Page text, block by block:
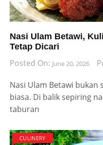
Nasi Ulam Betawi,
Tetap Dicari
Posted On: June 20, 2026
Nasi Ulam Betawi
biasa. Di balik sepiring
taburan
CULINERY